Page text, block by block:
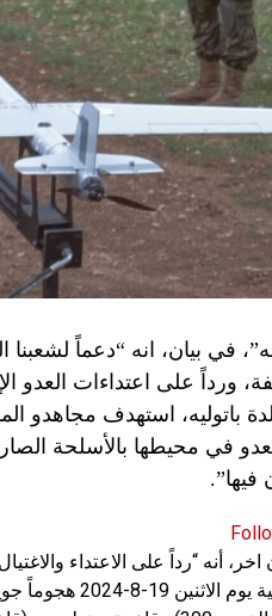
في بيان، انه “دعماً
ورداً على اعتداءات العدو
في محيطها بالأسلحة
فيها”.
أنه “رداً على الاعتداء
المقاومة